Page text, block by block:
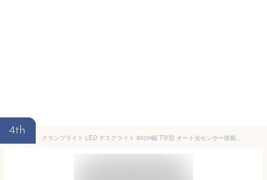
4th
クランプライト LED デスクライト 80cm幅 T字型 オート光センサー搭載 LEDライト 学習机 led 目に優しい スタンドランプ 電気スタンド 調光 クランプ 寝室 学習机 デスクスタンド スタンドライト 読書灯 卓上ライト デスクランプ 照明おしゃれ